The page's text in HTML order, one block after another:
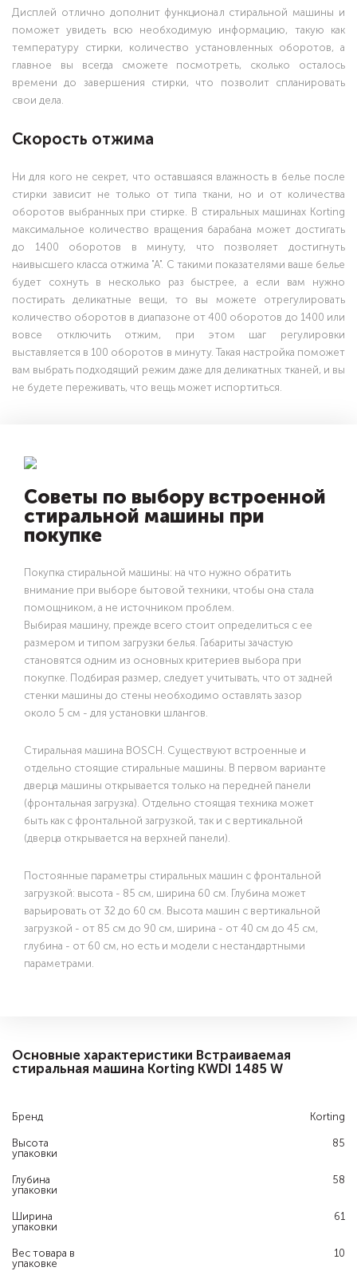
Дисплей отлично дополнит функционал стиральной машины и
поможет увидеть всю необходимую информацию, такую как
температуру стирки, количество установленных оборотов, а
главное вы всегда сможете посмотреть, сколько осталось
времени до завершения стирки, что позволит спланировать
свои дела.
Скорость отжима
Ни для кого не секрет, что оставшаяся влажность в белье после
стирки зависит не только от типа ткани, но и от количества
оборотов выбранных при стирке. В стиральных машинах Korting
максимальное количество вращения барабана может достигать
до 1400 оборотов в минуту, что позволяет достигнуть
наивысшего класса отжима "А". С такими показателями ваше белье
будет сохнуть в несколько раз быстрее, а если вам нужно
постирать деликатные вещи, то вы можете отрегулировать
количество оборотов в диапазоне от 400 оборотов до 1400 или
вовсе отключить отжим, при этом шаг регулировки
выставляется в 100 оборотов в минуту. Такая настройка поможет
вам выбрать подходящий режим даже для деликатных тканей, и вы
не будете переживать, что вещь может испортиться.
Советы по выбору встроенной
стиральной машины при
покупке
Покупка стиральной машины: на что нужно обратить
внимание при выборе бытовой техники, чтобы она стала
помощником, а не источником проблем.
Выбирая машину, прежде всего стоит определиться с ее
размером и типом загрузки белья. Габариты зачастую
становятся одним из основных критериев выбора при
покупке. Подбирая размер, следует учитывать, что от задней
стенки машины до стены необходимо оставлять зазор
около 5 см - для установки шлангов.
Стиральная машина BOSCH. Существуют встроенные и
отдельно стоящие стиральные машины. В первом варианте
дверца машины открывается только на передней панели
(фронтальная загрузка). Отдельно стоящая техника может
быть как с фронтальной загрузкой, так и с вертикальной
(дверца открывается на верхней панели).
Постоянные параметры стиральных машин с фронтальной
загрузкой: высота - 85 см, ширина 60 см. Глубина может
варьировать от 32 до 60 см. Высота машин с вертикальной
загрузкой - от 85 см до 90 см, ширина - от 40 см до 45 см,
глубина - от 60 см, но есть и модели с нестандартными
параметрами.
Основные характеристики Встраиваемая
стиральная машина Korting KWDI 1485 W
Бренд Korting
Высота
упаковки
85
Глубина
упаковки
58
Ширина
упаковки
61
Вес товара в
упаковке
10